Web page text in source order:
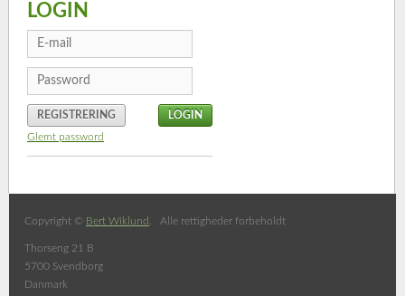
LOGIN
REGISTRERING
Glemt password
Copyright © Bert Wiklund . Alle rettigheder forbeholdt
Thorseng 21 B
5700 Svendborg
Danmark